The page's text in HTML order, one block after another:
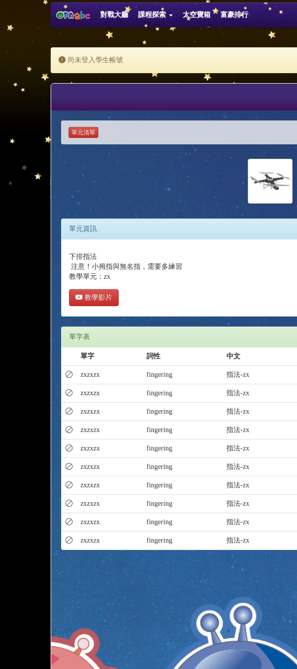
對戰大廳 課程探索 太空寶箱 富豪排行
尚未登入學生帳號
單元清單
單元資訊
下排指法
注意！小拇指與無名指，需要多練習
教學單元：zx
教學影片
單字表
單字 詞性 中文
zxzxzx fingering 指法-zx
zxzxzx fingering 指法-zx
zxzxzx fingering 指法-zx
zxzxzx fingering 指法-zx
zxzxzx fingering 指法-zx
zxzxzx fingering 指法-zx
zxzxzx fingering 指法-zx
zxzxzx fingering 指法-zx
zxzxzx fingering 指法-zx
zxzxzx fingering 指法-zx